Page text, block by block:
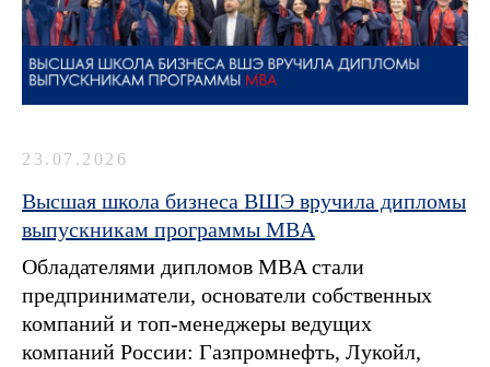
23.07.2026
Высшая школа бизнеса ВШЭ вручила дипломы
выпускникам программы MBA
Обладателями дипломов MBA стали
предприниматели, основатели собственных
компаний и топ-менеджеры ведущих
компаний России: Газпромнефть, Лукойл,